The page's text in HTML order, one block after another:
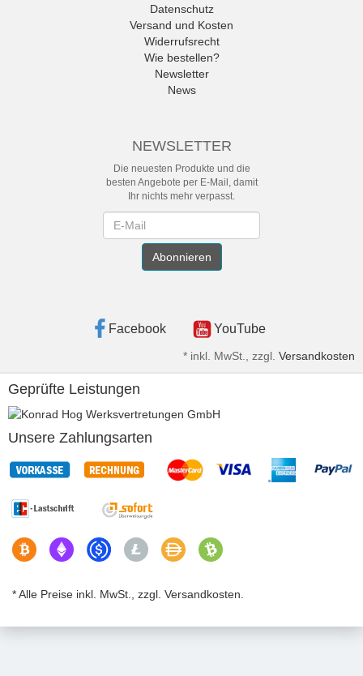
Datenschutz
Versand und Kosten
Widerrufsrecht
Wie bestellen?
Newsletter
News
NEWSLETTER
Die neuesten Produkte und die
besten Angebote per E-Mail, damit
Ihr nichts mehr verpasst.
Abonnieren
Facebook YouTube
* inkl. MwSt., zzgl. Versandkosten
Geprüfte Leistungen
Unsere Zahlungsarten
* Alle Preise inkl. MwSt., zzgl. Versandkosten.